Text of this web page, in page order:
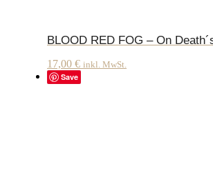
BLOOD RED FOG – On
17,00 € inkl. MwSt.
Save